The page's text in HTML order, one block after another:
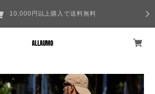
10,000円以上購入で送料無料